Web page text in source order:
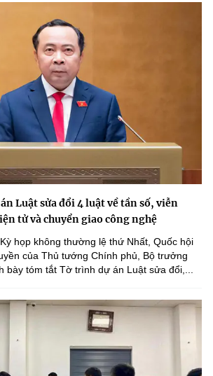
Luật sửa đổi 4 luật về tần số, viễn
tử và chuyển giao công nghệ
họp không thường lệ thứ Nhất, Quốc hội
của Thủ tướng Chính phủ, Bộ trưởng
bày tóm tắt Tờ trình dự án Luật sửa đổi,...